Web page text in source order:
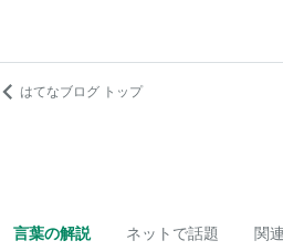
はてなブログ トップ
言葉の解説 ネットで話題 関